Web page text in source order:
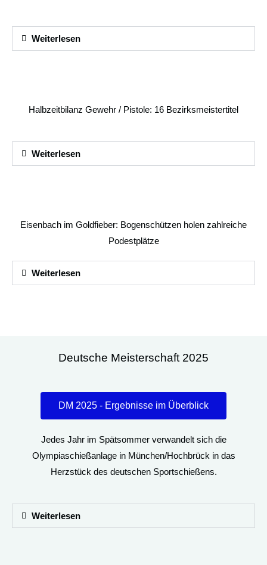
Weiterlesen
Halbzeitbilanz Gewehr / Pistole: 16 Bezirksmeistertitel
Weiterlesen
Eisenbach im Goldfieber: Bogenschützen holen zahlreiche
Podestplätze
Weiterlesen
Deutsche Meisterschaft 2025
DM 2025 - Ergebnisse im Überblick
Jedes Jahr im Spätsommer verwandelt sich die
Olympiaschießanlage in München/Hochbrück in das
Herzstück des deutschen Sportschießens.
Weiterlesen